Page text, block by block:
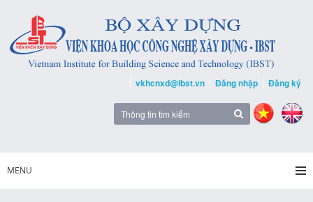
vkhcnxd@ibst.vn Đăng nhập Đăng ký
MENU